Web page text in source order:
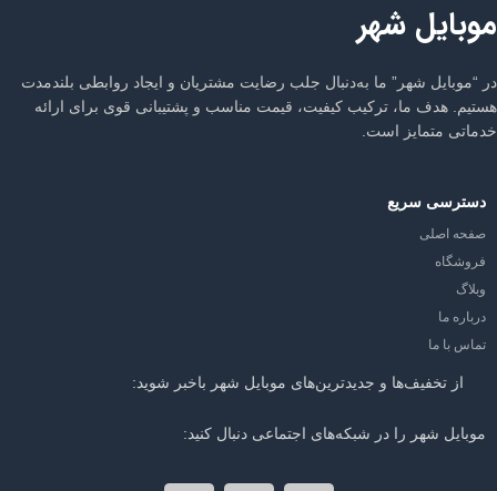
موبایل شهر
در “موبایل شهر” ما به‌دنبال جلب رضایت مشتریان و ایجاد روابطی بلندمدت
هستیم. هدف ما، ترکیب کیفیت، قیمت مناسب و پشتیبانی قوی برای ارائه
خدماتی متمایز است.
دسترسی سریع
صفحه اصلی
فروشگاه
وبلاگ
درباره ما
تماس با ما
از تخفیف‌ها و جدیدترین‌های موبایل شهر باخبر شوید:
موبایل شهر را در شبکه‌های اجتماعی دنبال کنید: